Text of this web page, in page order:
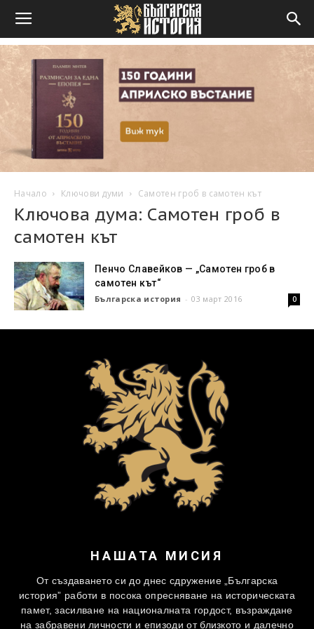
Начало Ключови думи Самотен гроб в самотен кът
Ключова дума: Самотен гроб в
самотен кът
Пенчо Славейков — „Самотен гроб в
самотен кът“
Българска история - 03 март 2016 0
НАШАТА МИСИЯ
От създаването си до днес сдружение „Българска
история” работи в посока опресняване на историческата
памет, засилване на националната гордост, възраждане
на забравени личности и епизоди от близкото и далечно